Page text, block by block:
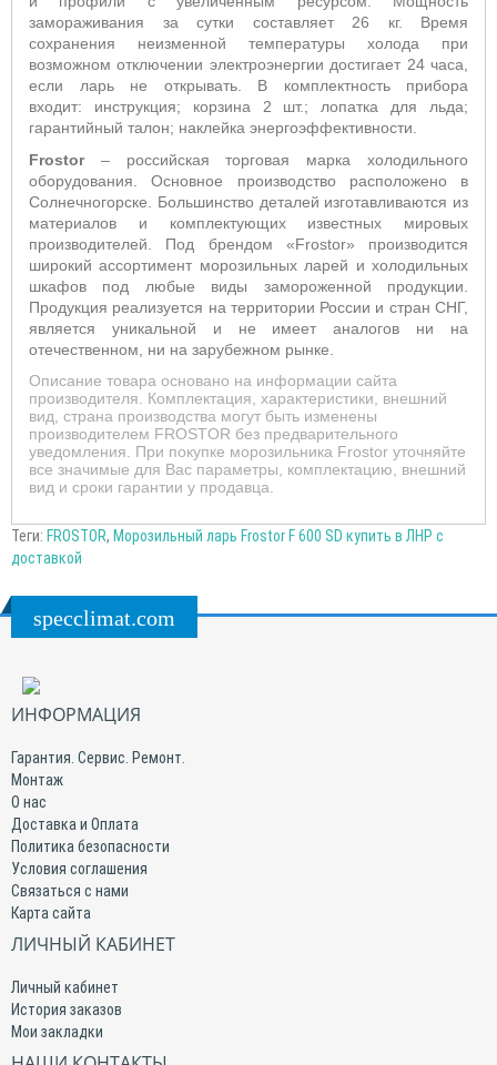
замораживания за сутки составляет 26 кг. Время
сохранения неизменной температуры холода при
возможном отключении электроэнергии достигает 24 часа,
если ларь не открывать. В комплектность прибора
входит: инструкция; корзина 2 шт.; лопатка для льда;
гарантийный талон; наклейка энергоэффективности.
Frostor– российская торговая марка холодильного
оборудования. Основное производство расположено в
Солнечногорске. Большинство деталей изготавливаются из
материалов и комплектующих известных мировых
производителей. Под брендом «Frostor» производится
широкий ассортимент морозильных ларей и холодильных
шкафов под любые виды замороженной продукции.
Продукция реализуется на территории России и стран СНГ,
является уникальной и не имеет аналогов ни на
отечественном, ни на зарубежном рынке.
Описание товара основано на информации сайта
производителя. Комплектация, характеристики, внешний
вид, страна производства могут быть изменены
производителем FROSTOR без предварительного
уведомления. При покупке морозильника Frostor уточняйте
все значимые для Вас параметры, комплектацию, внешний
вид и сроки гарантии у продавца.
Теги: FROSTOR, Морозильный ларь Frostor F 600 SD купить в ЛНР с
доставкой
specclimat.com
ИНФОРМАЦИЯ
Гарантия. Сервис. Ремонт.
Монтаж
О нас
Доставка и Оплата
Политика безопасности
Условия соглашения
Связаться с нами
Карта сайта
ЛИЧНЫЙ КАБИНЕТ
Личный кабинет
История заказов
Мои закладки